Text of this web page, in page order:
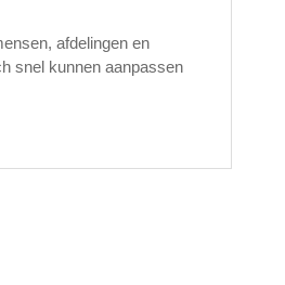
afdelingen en
snel kunnen aanpassen